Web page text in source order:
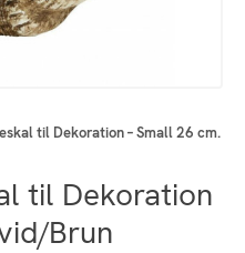
til Dekoration – Small 26 cm.
til Dekoration
Brun